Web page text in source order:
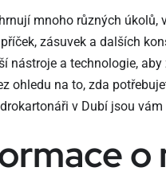
mnoho různých úkolů,
zásuvek a dalších
nástroje a technologie,
ohledu na to, zda
v Dubí jsou
o